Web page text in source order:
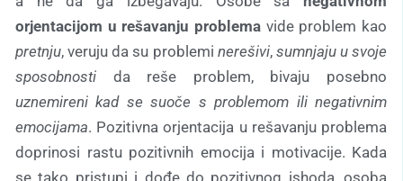
orjentacijom u rešavanju problema vide problem kao
pretnju, veruju da su problemi nerešivi, sumnjaju u svoje
sposobnosti da reše problem, bivaju posebno
uznemireni kad se suoče s problemom ili negativnim
emocijama. Pozitivna orjentacija u rešavanju problema
doprinosi rastu pozitivnih emocija i motivacije. Kada